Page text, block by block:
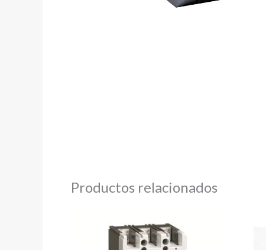
Productos relacionados